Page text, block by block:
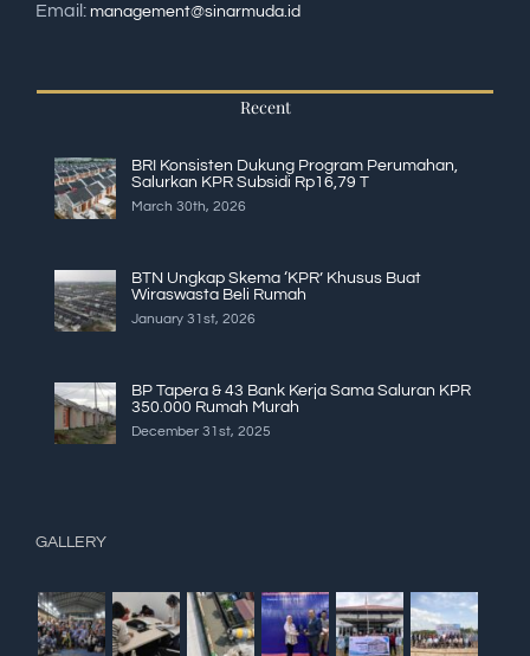
Email: management@sinarmuda.id
Recent
BRI Konsisten Dukung Program Perumahan,
Salurkan KPR Subsidi Rp16,79 T
March 30th, 2026
BTN Ungkap Skema ‘KPR’ Khusus Buat
Wiraswasta Beli Rumah
January 31st, 2026
BP Tapera & 43 Bank Kerja Sama Saluran KPR
350.000 Rumah Murah
December 31st, 2025
GALLERY